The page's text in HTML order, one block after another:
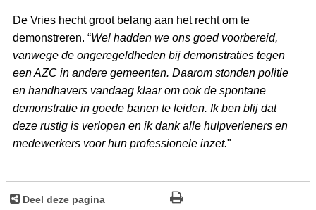
De Vries hecht groot belang aan het recht om te
demonstreren. “Wel hadden we ons goed voorbereid,
vanwege de ongeregeldheden bij demonstraties tegen
een AZC in andere gemeenten. Daarom stonden politie
en handhavers vandaag klaar om ook de spontane
demonstratie in goede banen te leiden. Ik ben blij dat
deze rustig is verlopen en ik dank alle hulpverleners en
medewerkers voor hun professionele inzet."
Deel deze pagina